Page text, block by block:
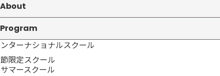
About
Program
ターナショナルスクール
限定スクール
マースクール